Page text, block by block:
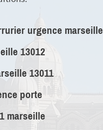
urgence marseille
13012
13011
porte
marseille